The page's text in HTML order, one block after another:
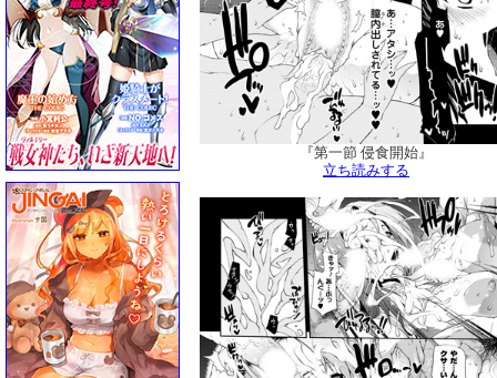
『第一節 侵食開始』
立ち読みする